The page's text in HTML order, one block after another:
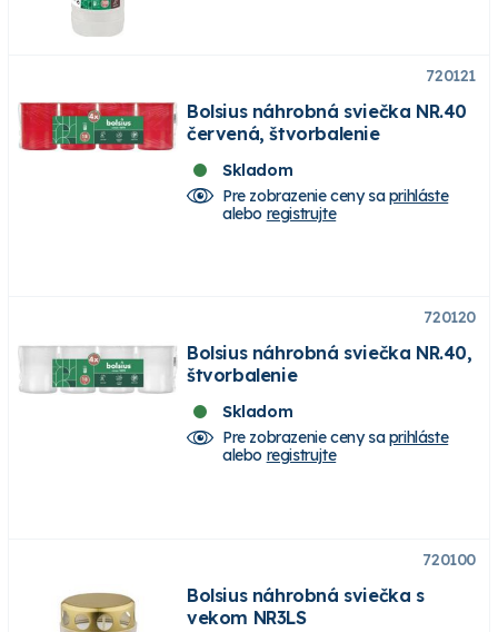
720121
Bolsius náhrobná sviečka NR.40
červená, štvorbalenie
Skladom
Pre zobrazenie ceny saprihláste
alebo registrujte
720120
Bolsius náhrobná sviečka NR.40,
štvorbalenie
Skladom
Pre zobrazenie ceny saprihláste
alebo registrujte
720100
Bolsius náhrobná sviečka s
vekom NR3LS